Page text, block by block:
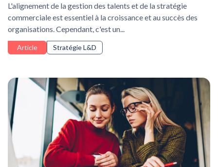
L'alignement de la gestion des talents et de la stratégie
commerciale est essentiel à la croissance et au succès des
organisations. Cependant, c'est un...
Article Stratégie L&D